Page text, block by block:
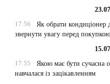
17:56
Як обрати
звернути увагу перед покупкою
17:55
Якою має бути сучасна
навчалася із зацікавленням